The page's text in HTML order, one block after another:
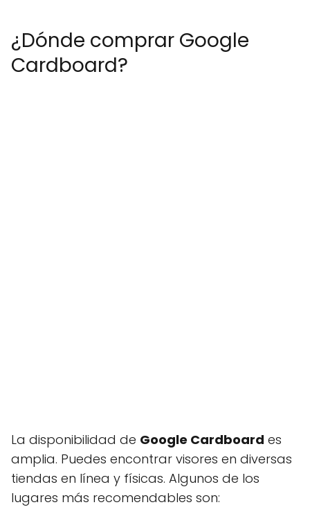
¿Dónde comprar Google
Cardboard?
La disponibilidad de Google Cardboard es
amplia. Puedes encontrar visores en diversas
tiendas en línea y físicas. Algunos de los
lugares más recomendables son: